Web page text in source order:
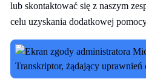
lub skontaktować się z naszym
celu uzyskania dodatkowej